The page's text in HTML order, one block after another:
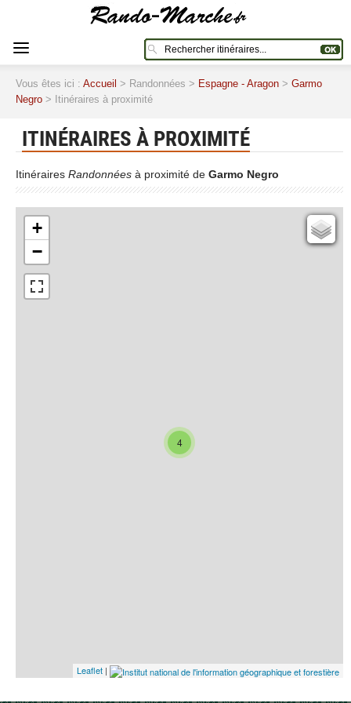
Vous êtes ici : Accueil > Randonnées > Espagne - Aragon > Garmo
Negro > Itinéraires à proximité
ITINÉRAIRES À PROXIMITÉ
Itinéraires Randonnées à proximité de Garmo Negro
4
+
−
Leaflet |